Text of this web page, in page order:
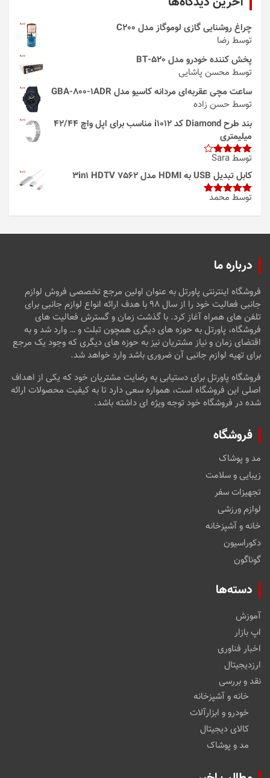
چراغ روشنایی گازی لوموگاز مدل C200
توسط رضا
پخش کننده خودرو مدل 520-BT
توسط محسن پاشایی
ساعت مچی عقربه‌ای مردانه کاسیو مدل GBA-800-1ADR
توسط حسن زاده
بند طرح Diamond کد i1012 مناسب برای اپل واچ 42/44
میلیمتری
امتیاز4
از 5
توسط Sara
کابل تبدیل USB به HDMI مدل 3in1 HDTV 7562
امتیاز5از
توسط محمد
درباره ما
فروشگاه اینترنتی پاورتل به عنوان اولین مرجع تخصصی فروش لوازم
جانبی فعالیت خود را از سال ۹۸ با هدف ارائه انواع لوازم جانبی برای
تلفن های همراه آغاز کرد. با گذشت زمان و گسترش فعالیت های
فروشگاه، پاورتل به حوزه های دیگری همچون تبلت و … وارد شد و به
اقتضای زمان و نیاز مشتریان نیز به حوزه های دیگری که وجود یک مرجع
برای تهیه لوازم جانبی آن ضروری باشد وارد خواهد شد.
فروشگاه پاورتل برای دستیابی به رضایت مشتریان خود که یکی از اهداف
اصلی این فروشگاه است، همواره سعی دارد تا به کیفیت محصولات ارائه
شده در فروشگاه خود توجه ویژه ای داشته باشد.
فروشگاه
مد و پوشاک
زیبایی و سلامت
تجهیزات سفر
لوازم ورزشی
خانه و آشپزخانه
دکوراسیون
گوناگون
دسته‌ها
آموزش
اپ بازار
اخبار فناوری
ارزدیجیتال
نقد و بررسی
خانه و آشپزخانه
خودرو و ابزارآلات
کالای دیجیتال
مد و پوشاک